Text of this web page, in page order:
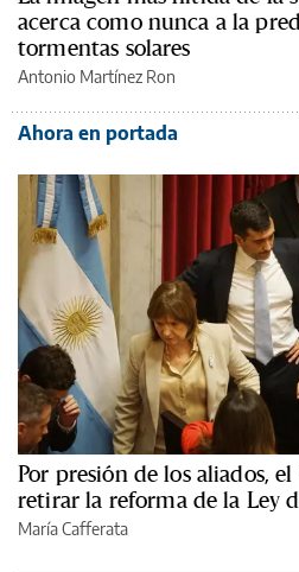
acerca como nunca a la
tormentas solares
Antonio Martínez Ron
Ahora en portada
Por presión de los aliados,
retirar la reforma de la Ley
María Cafferata